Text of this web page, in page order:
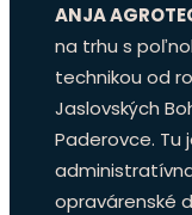
ANJA
na trhu s
technikou od
Jaslovských
Paderovce. Tu
opravárenské